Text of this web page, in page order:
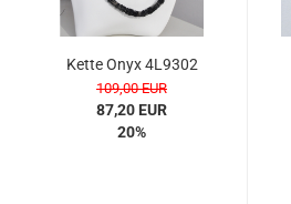
Kette Onyx 4L9302
109,00 EUR
87,20 EUR
20%